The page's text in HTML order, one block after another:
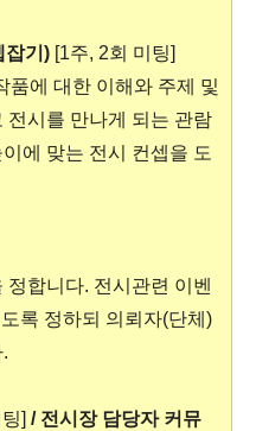
잡기) [1주, 2회 미팅]
품에 대한 이해와 주제 및
전시를 만나게 되는 관람
에 맞는 전시 컨셉을 도
합니다. 전시관련 이벤
록 정하되 의뢰자(단체)
] / 전시장 담당자 커뮤